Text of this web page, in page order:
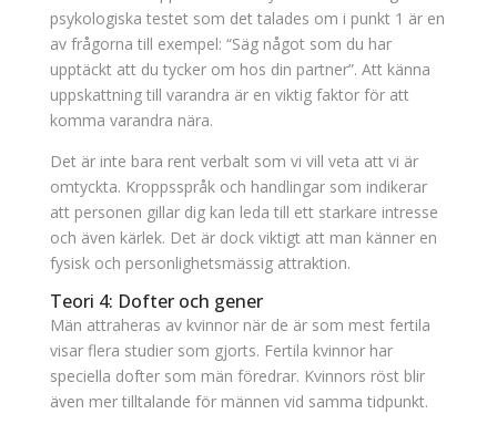
psykologiska testet som det talades om i punkt 1 är en
av frågorna till exempel: “Säg något som du har
upptäckt att du tycker om hos din partner”. Att känna
uppskattning till varandra är en viktig faktor för att
komma varandra nära.
Det är inte bara rent verbalt som vi vill veta att vi är
omtyckta. Kroppsspråk och handlingar som indikerar
att personen gillar dig kan leda till ett starkare intresse
och även kärlek. Det är dock viktigt att man känner en
fysisk och personlighetsmässig attraktion.
Teori 4: Dofter och gener
Män attraheras av kvinnor när de är som mest fertila
visar flera studier som gjorts. Fertila kvinnor har
speciella dofter som män föredrar. Kvinnors röst blir
även mer tilltalande för männen vid samma tidpunkt.